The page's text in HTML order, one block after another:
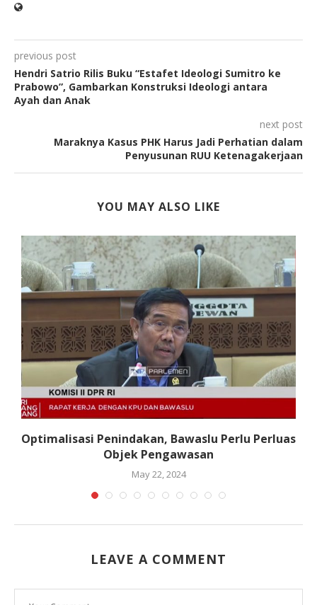
previous post
Hendri Satrio Rilis Buku “Estafet Ideologi Sumitro ke
Prabowo”, Gambarkan Konstruksi Ideologi antara
Ayah dan Anak
next post
Maraknya Kasus PHK Harus Jadi Perhatian dalam
Penyusunan RUU Ketenagakerjaan
YOU MAY ALSO LIKE
Optimalisasi Penindakan, Bawaslu Perlu Perluas
Objek Pengawasan
May 22, 2024
LEAVE A COMMENT